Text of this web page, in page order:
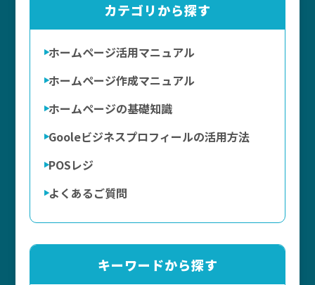
カテゴリから探す
ホームページ活用マニュアル
ホームページ作成マニュアル
ホームページの基礎知識
Gooleビジネスプロフィールの活用方法
POSレジ
よくあるご質問
キーワードから探す